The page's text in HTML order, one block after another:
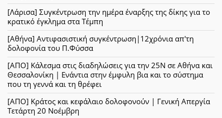
[Λάρισα] Συγκέντρωση την ημέρα έναρξης της δίκης για το
κρατικό έγκλημα στα Τέμπη
[Αθήνα] Αντιφασιστική συγκέντρωση|12χρόνια απ'τη
δολοφονία του Π.Φύσσα
[ΑΠΟ] Κάλεσμα στις διαδηλώσεις για την 25Ν σε Αθήνα και
Θεσσαλονίκη | Ενάντια στην έμφυλη βια και το σύστημα
που τη γεννά και τη θρέφει
[ΑΠΟ] Κράτος και κεφάλαιο δολοφονούν | Γενική Απεργία
Τετάρτη 20 Νοέμβρη